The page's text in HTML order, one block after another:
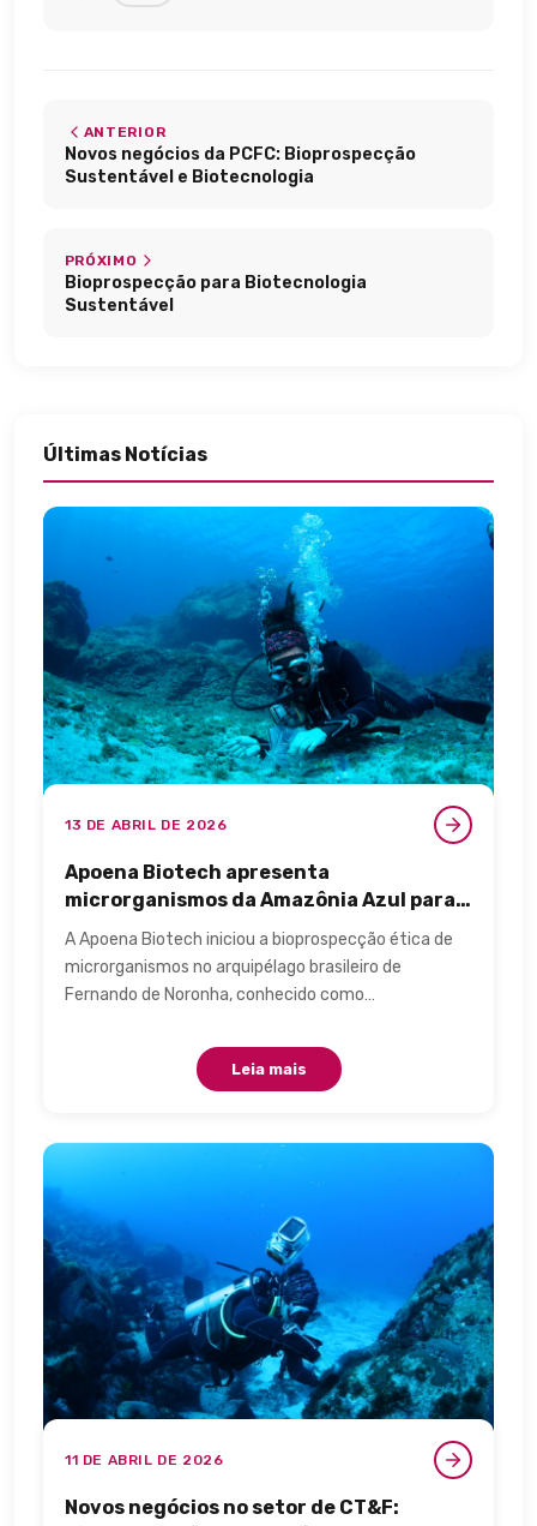
ANTERIOR
Novos negócios da PCFC: Bioprospecção
Sustentável e Biotecnologia
PRÓXIMO
Bioprospecção para Biotecnologia
Sustentável
Últimas Notícias
13 DE ABRIL DE 2026
Apoena Biotech apresenta
microrganismos da Amazônia Azul para
cuidados pessoais.
A Apoena Biotech iniciou a bioprospecção ética de
microrganismos no arquipélago brasileiro de
Fernando de Noronha, conhecido como…
Leia mais
11 DE ABRIL DE 2026
Novos negócios no setor de CT&F: